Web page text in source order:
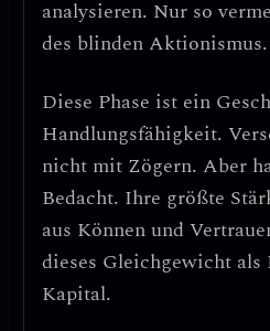
analysieren. Nur so
des blinden Aktionismus.
Diese Phase ist ein
Handlungsfähigkeit.
nicht mit Zögern. Aber
Bedacht. Ihre größte
aus Können und
dieses Gleichgewicht
Kapital.